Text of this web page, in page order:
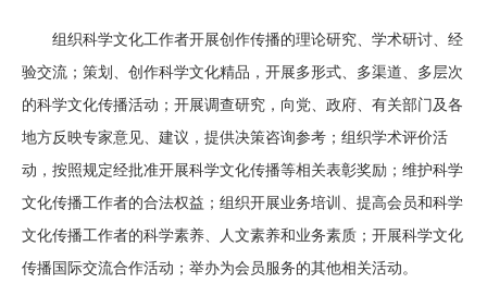
组织科学文化工作者开展创作传播的理论研究、学术研讨、经
验交流；策划、创作科学文化精品，开展多形式、多渠道、多层次
的科学文化传播活动；开展调查研究，向党、政府、有关部门及各
地方反映专家意见、建议，提供决策咨询参考；组织学术评价活
动，按照规定经批准开展科学文化传播等相关表彰奖励；维护科学
文化传播工作者的合法权益；组织开展业务培训、提高会员和科学
文化传播工作者的科学素养、人文素养和业务素质；开展科学文化
传播国际交流合作活动；举办为会员服务的其他相关活动。